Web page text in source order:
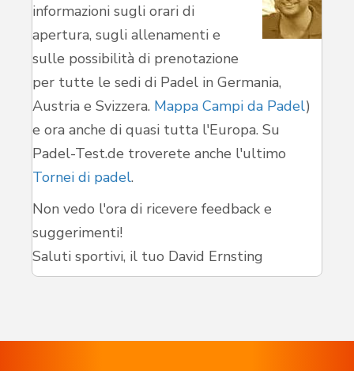
informazioni sugli orari di
apertura, sugli allenamenti e
sulle possibilità di prenotazione
per tutte le sedi di Padel in Germania,
Austria e Svizzera. Mappa Campi da Padel)
e ora anche di quasi tutta l'Europa. Su
Padel-Test.de troverete anche l'ultimo
Tornei di padel.
Non vedo l'ora di ricevere feedback e
suggerimenti!
Saluti sportivi, il tuo David Ernsting